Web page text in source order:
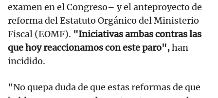
examen en el Congreso– y el anteproyecto de
reforma del Estatuto Orgánico del Ministerio
Fiscal (EOMF). "Iniciativas ambas contras las
que hoy reaccionamos con este paro",han
incidido.
"No quepa duda de que estas reformas de que